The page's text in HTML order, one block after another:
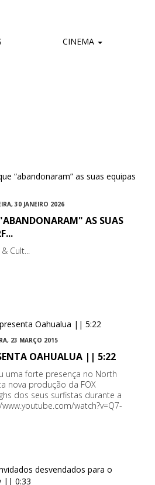
CINEMA
30 JANEIRO 2026
AS SUAS
Cult...
23 MARÇO 2015
OAHUALUA || 5:22
uma forte presença no North
nova produção da FOX
dos seus surfistas durante a
watch?v=Q7-